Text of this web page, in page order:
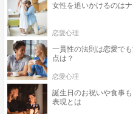
女性を追いかけるのは
恋愛心理
一貫性の法則は恋愛で
点は？
恋愛心理
誕生日のお祝いや食事
表現とは